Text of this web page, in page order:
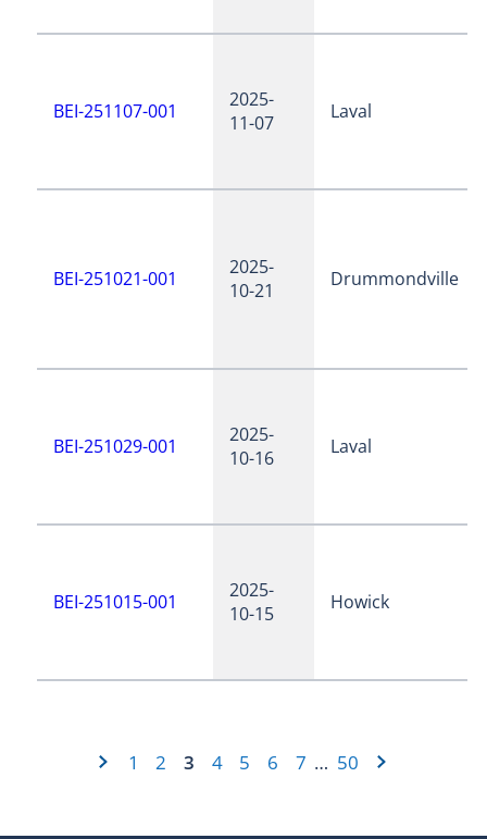
BEI-251107-001
2025-
11-07
Laval
BEI-251021-001
2025-
10-21
Drummondville
BEI-251029-001
2025-
10-16
Laval
BEI-251015-001
2025-
10-15
Howick
1 2 3 4 5 6 7 … 50